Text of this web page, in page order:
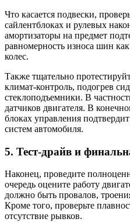
Что касается подвески,
сайлентблоках и рулевых
амортизаторы на предмет
равномерность износа шин
колес.
Также тщательно
климат-контроль, подогрев
стеклоподъемники. В
датчиков двигателя. В
блоках управления
систем автомобиля.
5. Тест-драйв и
Наконец, проведите
очередь оцените работу
должно быть провалов,
Кроме того, проверьте
отсутствие рывков.